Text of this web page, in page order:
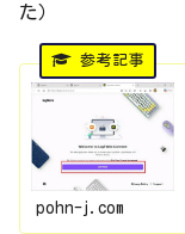
た）
pohn-j.com